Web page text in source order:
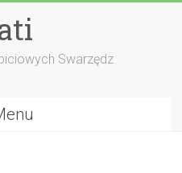
Swarzędz